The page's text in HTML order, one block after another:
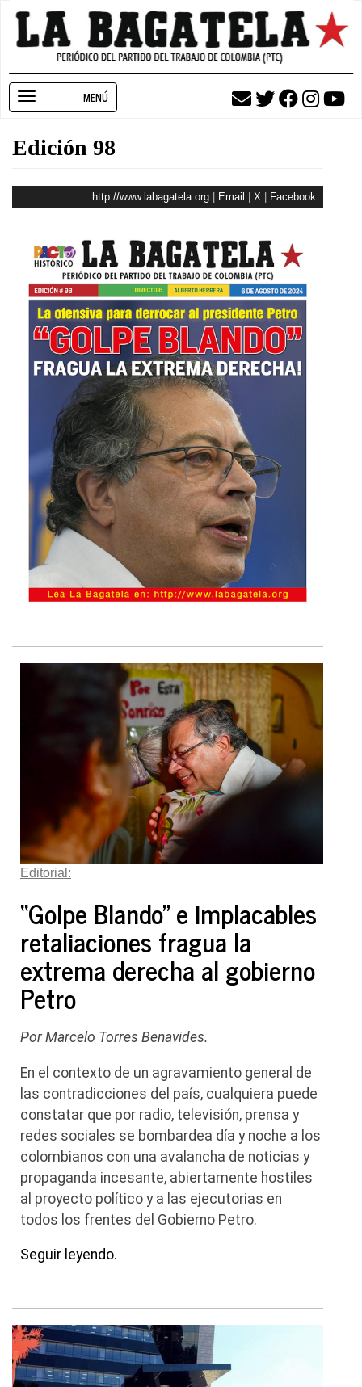
Pasar
contenido
navigation
Edición 98
http://www.labagatela.org| Email | X | Facebook
Editorial:
“Golpe Blando” e implacables
retaliaciones fragua la
extrema derecha al gobierno
Petro
Por Marcelo Torres Benavides.
En el contexto de un agravamiento general de
las contradicciones del país, cualquiera puede
constatar que por radio, televisión, prensa y
redes sociales se bombardea día y noche a los
colombianos con una avalancha de noticias y
propaganda incesante, abiertamente hostiles
al proyecto político y a las ejecutorias en
todos los frentes del Gobierno Petro.
Seguir leyendo.